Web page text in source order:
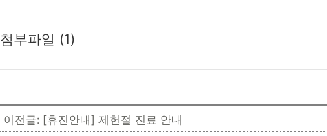
첨부파일 (1)
이전글: [휴진안내] 제헌절 진료 안내